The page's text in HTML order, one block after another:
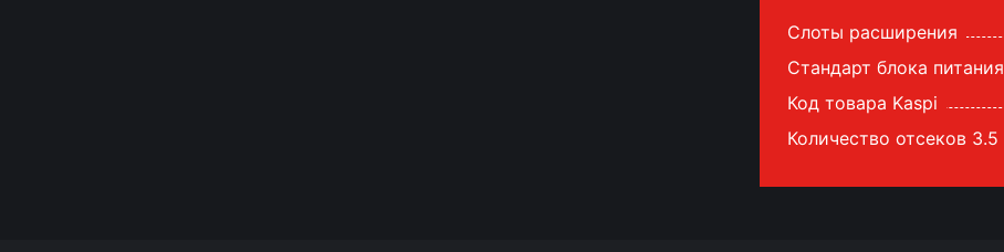
Слоты расширения
Стандарт блока питания
Код товара Kaspi
Количество отсеков 3.5